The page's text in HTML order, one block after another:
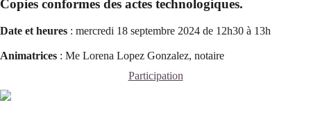
Copies conformes des actes technologiques.
Date et heures : mercredi 18 septembre 2024 de 12h30 à 13h
Animatrices : Me Lorena Lopez Gonzalez, notaire
Participation